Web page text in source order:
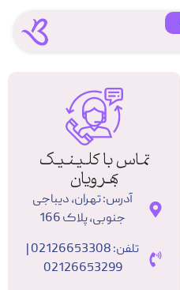
تماس با کلینیک
بهرویان
آدرس: تهران، دیباجی
جنوبی، پلاک 166
02126653299